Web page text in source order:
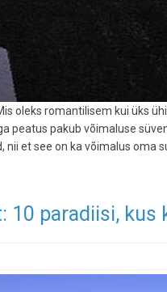
oleks romantilisem kui üks
peatus pakub võimaluse
et see on ka võimalus oma
10 paradiisi, kus